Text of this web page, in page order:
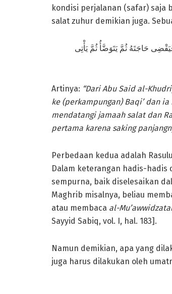
kondisi perjalanan (safar) saja
salat zuhur demikian juga.
حَاجَتَهُ ثُمَّ يَتَوَضَّأُ ثُمَّ يَأْتِى
Artinya: “Dari Abu Said al-
ke (perkampungan) Baqi’ dan
mendatangi jamaah salat dan
pertama karena saking
Perbedaan kedua adalah
Dalam keterangan hadis-hadis
sempurna, baik diselesaikan
Maghrib misalnya, beliau
atau membaca al-
Sayyid Sabiq, vol. I, hal. 183].
Namun demikian, apa yang
juga harus dilakukan oleh